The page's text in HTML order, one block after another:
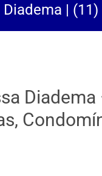
| (11)